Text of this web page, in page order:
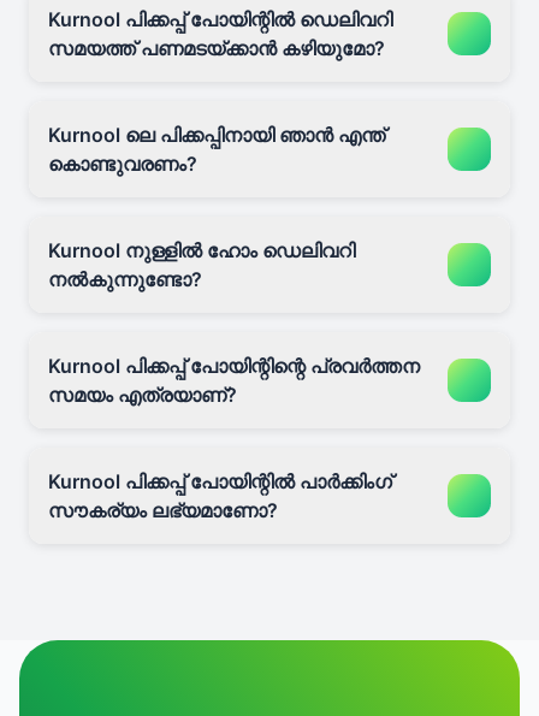
Kurnool പിക്കപ്പ് പോയിന്റിൽ ഡെലിവറി
സമയത്ത് പണമടയ്ക്കാൻ കഴിയുമോ?
Kurnool ലെ പിക്കപ്പിനായി ഞാൻ എന്ത്
കൊണ്ടുവരണം?
Kurnool നുള്ളിൽ ഹോം ഡെലിവറി
നൽകുന്നുണ്ടോ?
Kurnool പിക്കപ്പ് പോയിന്റിന്റെ പ്രവർത്തന
സമയം എത്രയാണ്?
Kurnool പിക്കപ്പ് പോയിന്റിൽ പാർക്കിംഗ്
സൗകര്യം ലഭ്യമാണോ?